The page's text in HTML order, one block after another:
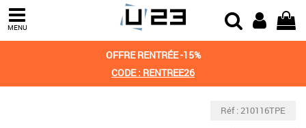
MENU
OFFRE RENTRÉE -15%
CODE : RENTREE26
Réf : 210116TPE